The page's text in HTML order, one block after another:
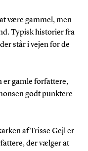
være gammel, men
Typisk historier fra
står i vejen for de
er gamle forfattere,
godt punktere
af Trisse Gejl er
der vælger at